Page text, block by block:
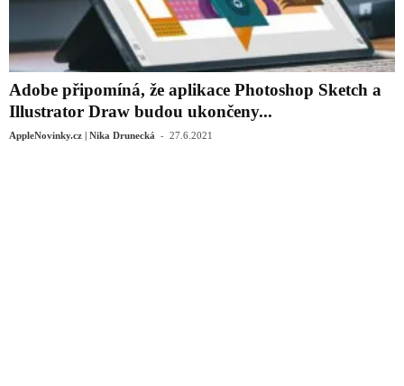
Adobe připomíná, že aplikace Photoshop Sketch a
Illustrator Draw budou ukončeny...
AppleNovinky.cz | Nika Drunecká - 27.6.2021